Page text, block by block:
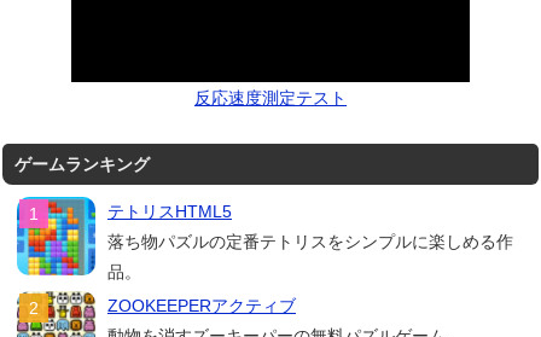
反応速度測定テスト
ゲームランキング
テトリスHTML5
落ち物パズルの定番テトリスをシンプルに楽しめる作
品。
ZOOKEEPERアクティブ